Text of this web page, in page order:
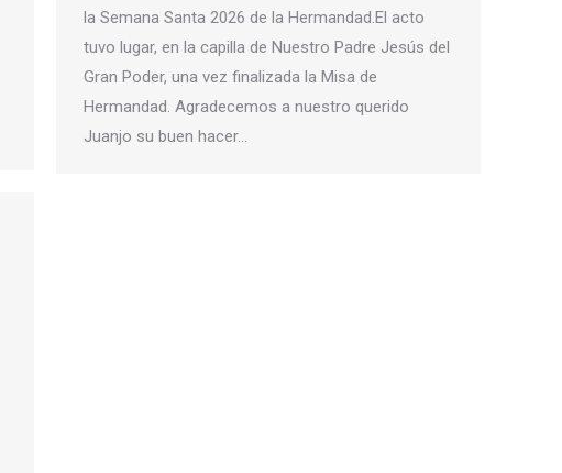
la Semana Santa 2026 de la Hermandad.El acto
tuvo lugar, en la capilla de Nuestro Padre Jesús del
Gran Poder, una vez finalizada la Misa de
Hermandad. Agradecemos a nuestro querido
Juanjo su buen hacer…